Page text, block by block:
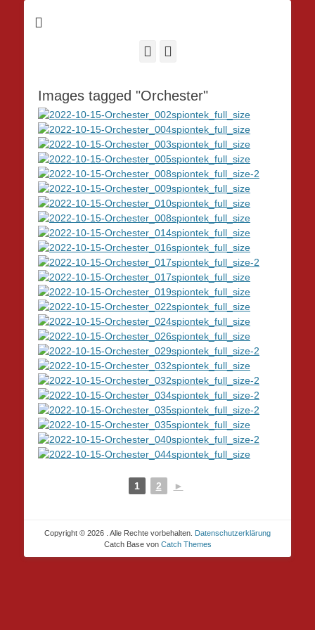
Facebook
Images tagged "Orchester"
1 2 ►
Copyright © 2026 . Alle Rechte vorbehalten. Datenschutzerklärung
Catch Base von Catch Themes